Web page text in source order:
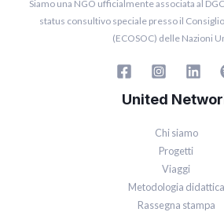
Siamo una NGO ufficialmente associata al
status consultivo speciale presso il
(ECOSOC) delle Nazioni
United
Chi siamo
Progetti
Viaggi
Metodologia didattica
Rassegna stampa